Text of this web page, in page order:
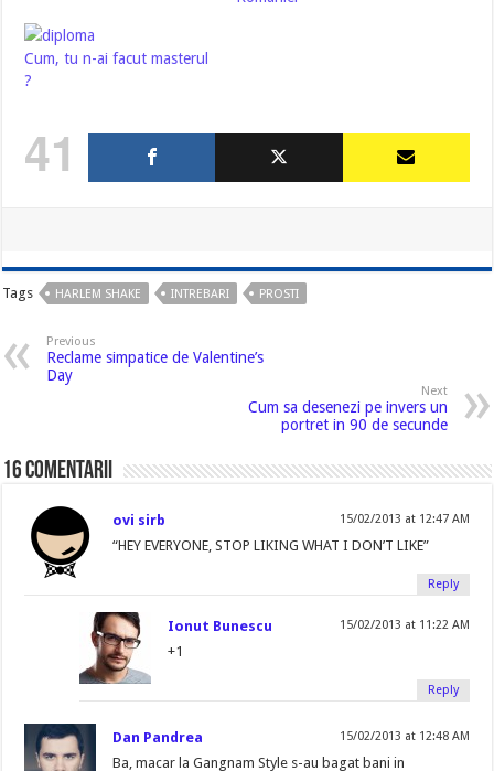
Cum, tu n-ai facut masterul
?
41
Tags HARLEM SHAKE INTREBARI PROSTI
Previous
Reclame simpatice de Valentine’s
Day
Next
Cum sa desenezi pe invers un
portret in 90 de secunde
16 comentarii
ovi sirb 15/02/2013 at 12:47 AM
“HEY EVERYONE, STOP LIKING WHAT I DON’T LIKE”
Reply
Ionut Bunescu 15/02/2013 at 11:22 AM
+1
Reply
Dan Pandrea 15/02/2013 at 12:48 AM
Ba, macar la Gangnam Style s-au bagat bani in